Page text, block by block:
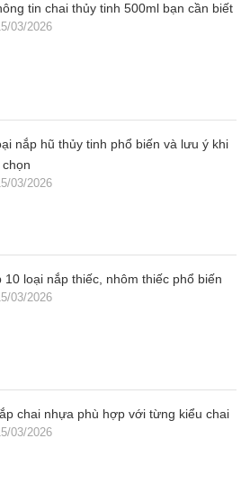
tin chai thủy tinh 500ml bạn cần biết
03/2026
nắp hũ thủy tinh phổ biến và lưu ý khi
03/2026
10 loại nắp thiếc, nhôm thiếc phổ biến
03/2026
chai nhựa phù hợp với từng kiểu chai
03/2026